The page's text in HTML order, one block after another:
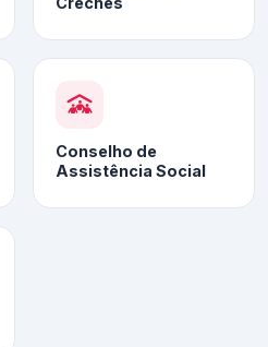
Conselho de
Assistência Social